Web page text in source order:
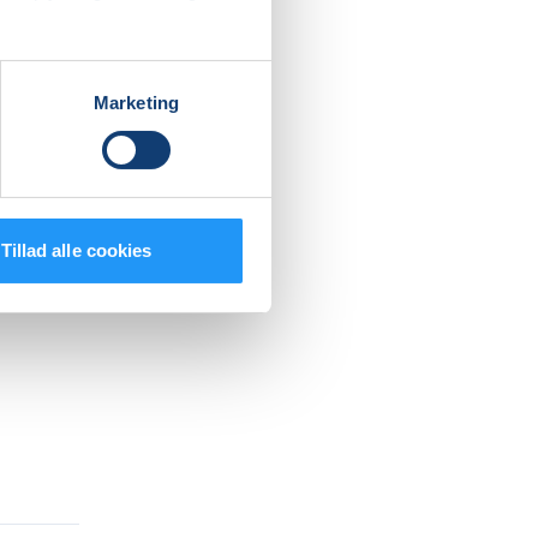
Marketing
Tillad alle cookies
en lur,